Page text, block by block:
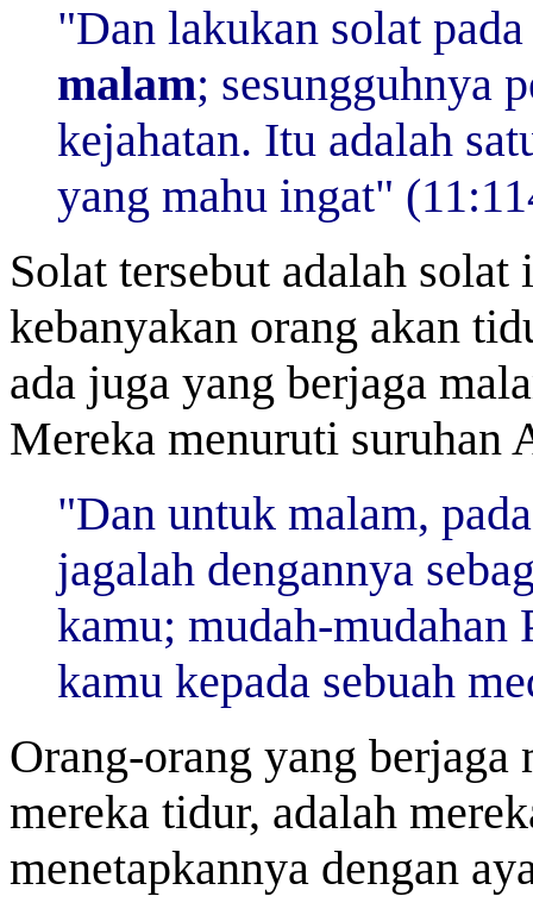
"Dan lakukan solat
malam; sesungguhnya
kejahatan. Itu adalah
yang mahu ingat"
Solat tersebut adalah
kebanyakan orang akan
ada juga yang berjaga
Mereka menuruti suruhan
"Dan untuk malam,
jagalah dengannya
kamu; mudah-mudahan
kamu kepada sebuah
Orang-orang yang
mereka tidur, adalah
menetapkannya dengan